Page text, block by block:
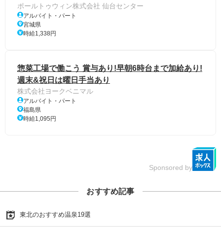
ポールトゥウィン株式会社 仙台センター
アルバイト・パート
宮城県
時給1,338円
惣菜工場で働こう 賞与あり!早朝6時台まで加給あり!
週末&祝日は曜日手当あり
株式会社ヨークベニマル
アルバイト・パート
福島県
時給1,095円
Sponsored by
おすすめ記事
東北のおすすめ温泉19選